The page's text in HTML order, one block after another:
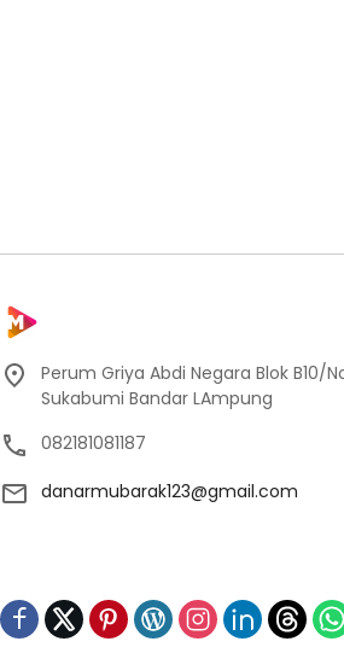
Perum Griya Abdi Negara Blok B10/
Sukabumi Bandar LAmpung
082181081187
danarmubarak123@gmail.com